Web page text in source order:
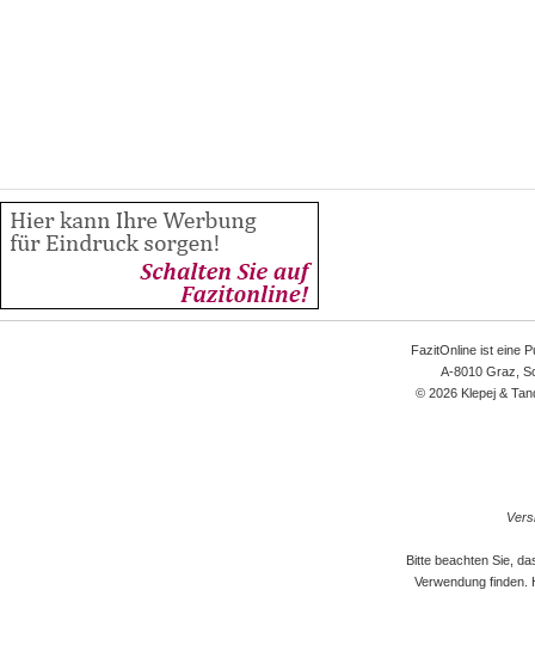
FazitOnline ist eine
A-8010 Graz,
© 2026 Klepej &
Bitte beachten Sie,
Verwendung finden.